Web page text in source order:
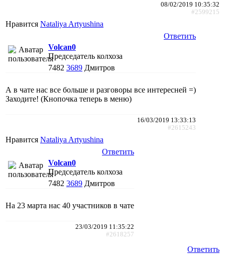
08/02/2019 10:35:32
#2599215
Нравится Nataliya Artyushina
Ответить
Volcan0
Председатель колхоза
7482 3689 Дмитров
А в чате нас все больше и разговоры все интересней =)
Заходите! (Кнопочка теперь в меню)
16/03/2019 13:33:13
#2615243
Нравится Nataliya Artyushina
Ответить
Volcan0
Председатель колхоза
7482 3689 Дмитров
На 23 марта нас 40 участников в чате
23/03/2019 11:35:22
#2618257
Ответить